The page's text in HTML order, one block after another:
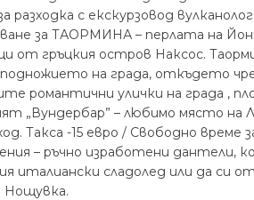
разходка с екскурзовод
за ТАОРМИНА – перлата на
от гръцкия остров Наксос.
на града, откъдето
романтични улички на града ,
„Вундербар” – любимо място на
Такса -15 евро / Свободно
– ръчно изработени дантели,
италиански сладолед или да си
Нощувка.